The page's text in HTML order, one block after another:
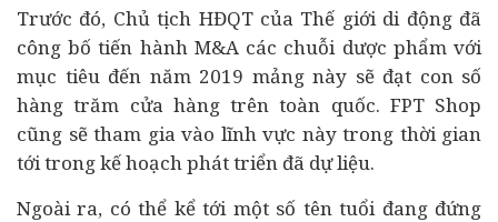
Trước đó, Chủ tịch HĐQT của Thế giới di động đã
công bố tiến hành M&A các chuỗi dược phẩm với
mục tiêu đến năm 2019 mảng này sẽ đạt con số
hàng trăm cửa hàng trên toàn quốc. FPT Shop
cũng sẽ tham gia vào lĩnh vực này trong thời gian
tới trong kế hoạch phát triển đã dự liệu.
Ngoài ra, có thể kể tới một số tên tuổi đang đứng